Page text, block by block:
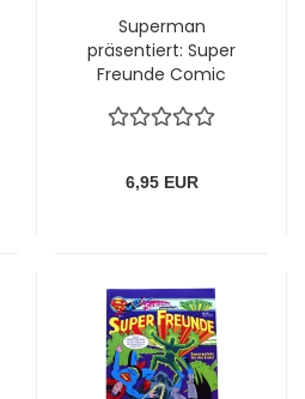
Superman
präsentiert: Super
Freunde Comic
Rätsel der
Ehapa
6,95 EUR